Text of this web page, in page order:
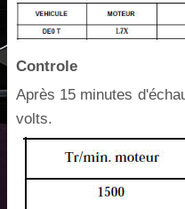
Controle
Après 15 minutes
volts.